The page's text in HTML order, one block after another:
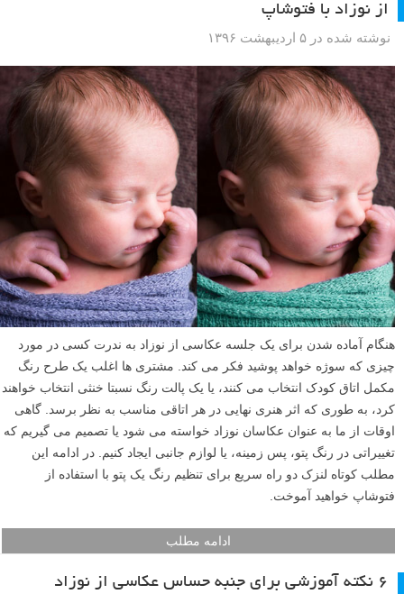
از نوزاد با فتوشاپ
نوشته شده در ۵ اردیبهشت ۱۳۹۶
هنگام آماده شدن برای یک جلسه عکاسی از نوزاد به ندرت کسی در مورد
چیزی که سوژه خواهد پوشید فکر می کند. مشتری ها اغلب یک طرح رنگ
مکمل اتاق کودک انتخاب می کنند، یا یک پالت رنگ نسبتا خنثی انتخاب خواهند
کرد، به طوری که اثر هنری نهایی در هر اتاقی مناسب به نظر برسد. گاهی
اوقات از ما به عنوان عکاسان نوزاد خواسته می شود یا تصمیم می گیریم که
تغییراتی در رنگ پتو، پس زمینه، یا لوازم جانبی ایجاد کنیم. در ادامه این
مطلب کوتاه لنزک دو راه سریع برای تنظیم رنگ یک پتو با استفاده از
فتوشاپ خواهید آموخت.
ادامه مطلب
۶ نکته آموزشی برای جنبه حساس عکاسی از نوزاد